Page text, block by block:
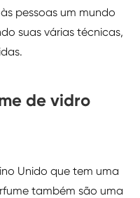
pessoas um mundo
suas várias técnicas,
de vidro
Unido que tem uma
também são uma